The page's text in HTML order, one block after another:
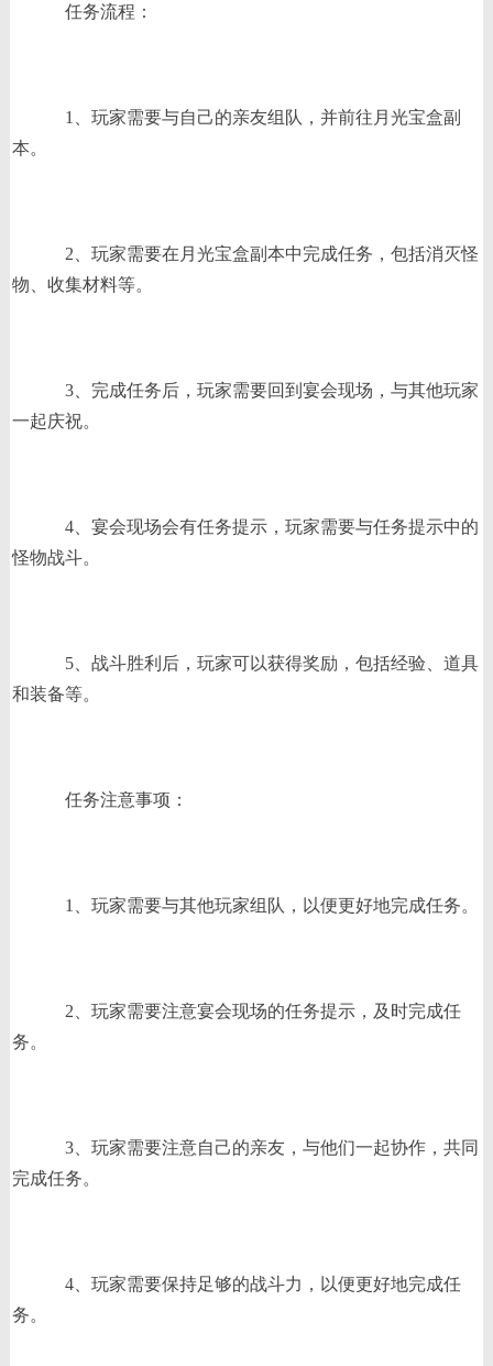
任务流程：
1、玩家需要与自己的亲友组队，并前往月光宝盒副
本。
2、玩家需要在月光宝盒副本中完成任务，包括消灭怪
物、收集材料等。
3、完成任务后，玩家需要回到宴会现场，与其他玩家
一起庆祝。
4、宴会现场会有任务提示，玩家需要与任务提示中的
怪物战斗。
5、战斗胜利后，玩家可以获得奖励，包括经验、道具
和装备等。
任务注意事项：
1、玩家需要与其他玩家组队，以便更好地完成任务。
2、玩家需要注意宴会现场的任务提示，及时完成任
务。
3、玩家需要注意自己的亲友，与他们一起协作，共同
完成任务。
4、玩家需要保持足够的战斗力，以便更好地完成任
务。